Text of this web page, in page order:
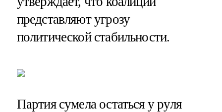
представляют угрозу
политической стабильности.
Партия сумела остаться у руля